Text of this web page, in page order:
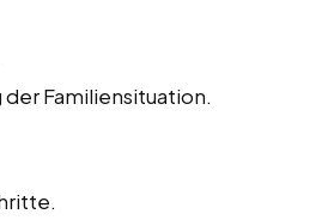
der Familiensituation.